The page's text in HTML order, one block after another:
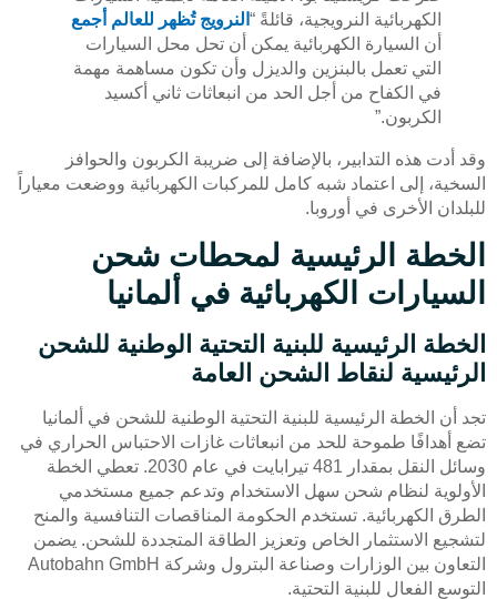
الكهربائية النرويجية، قائلةً “ النرويج تُظهر للعالم أجمع
أن السيارة الكهربائية يمكن أن تحل محل السيارات
التي تعمل بالبنزين والديزل وأن تكون مساهمة مهمة
في الكفاح من أجل الحد من انبعاثات ثاني أكسيد
الكربون.”
وقد أدت هذه التدابير، بالإضافة إلى ضريبة الكربون والحوافز
السخية، إلى اعتماد شبه كامل للمركبات الكهربائية ووضعت معياراً
للبلدان الأخرى في أوروبا.
الخطة الرئيسية لمحطات شحن
السيارات الكهربائية في ألمانيا
الخطة الرئيسية للبنية التحتية الوطنية للشحن
الرئيسية لنقاط الشحن العامة
تجد أن الخطة الرئيسية للبنية التحتية الوطنية للشحن في ألمانيا
تضع أهدافًا طموحة للحد من انبعاثات غازات الاحتباس الحراري في
وسائل النقل بمقدار 481 تيرابايت في عام 2030. تعطي الخطة
الأولوية لنظام شحن سهل الاستخدام وتدعم جميع مستخدمي
الطرق الكهربائية. تستخدم الحكومة المناقصات التنافسية والمنح
لتشجيع الاستثمار الخاص وتعزيز الطاقة المتجددة للشحن. يضمن
التعاون بين الوزارات وصناعة البترول وشركة Autobahn GmbH
التوسع الفعال للبنية التحتية.